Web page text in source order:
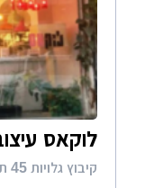
לוקאס
קיבוץ גלויות 45 תל אביב